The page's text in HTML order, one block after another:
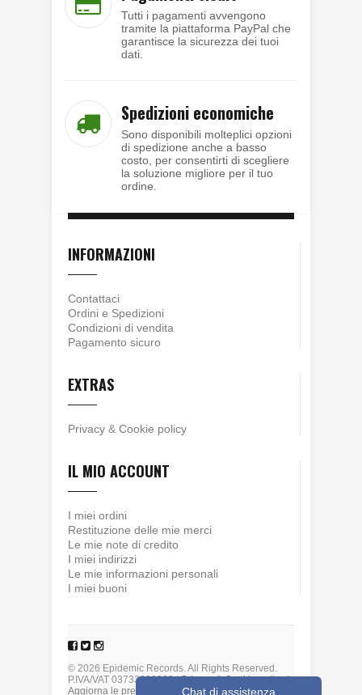
Chat di assistenza
Tutti i pagamenti avvengono
tramite la piattaforma PayPal che
garantisce la sicurezza dei tuoi
dati.
Spedizioni economiche
Sono disponibili molteplici opzioni
di spedizione anche a basso
costo, per consentirti di scegliere
la soluzione migliore per il tuo
ordine.
INFORMAZIONI
Contattaci
Ordini e Spedizioni
Condizioni di vendita
Pagamento sicuro
EXTRAS
Privacy & Cookie policy
IL MIO ACCOUNT
I miei ordini
Restituzione delle mie merci
Le mie note di credito
I miei indirizzi
Le mie informazioni personali
I miei buoni
© 2026 Epidemic Records. All Rights Reserved.
P.IVA/VAT 03733930980 |Privacy&Cookie policy|
Aggiorna le preferenze sui cookie